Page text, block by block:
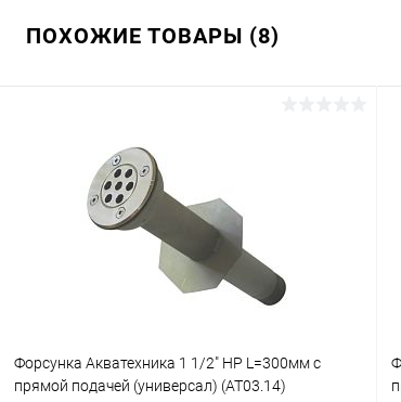
ПОХОЖИЕ ТОВАРЫ (8)
Форсунка Акватехника 1 1/2" НР L=300мм с
прямой подачей (универсал) (AT03.14)